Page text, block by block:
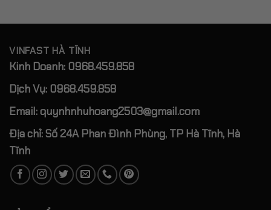
VINFAST HÀ TĨNH
Kinh Doanh: 0968.459.858
Dịch Vụ: 0968.459.858
Email: quynhnhuhoang2503@gmail.com
Địa chỉ: Số 24A Phan Đình Phùng, TP Hà Tĩnh, Hà
Tĩnh